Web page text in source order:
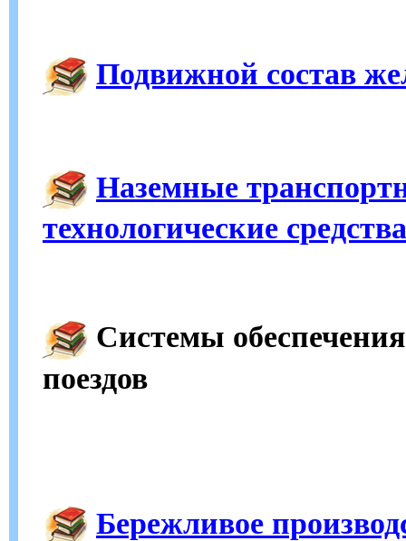
Подвижной состав
Наземные
технологические средства
Системы
поездов
Бережливое